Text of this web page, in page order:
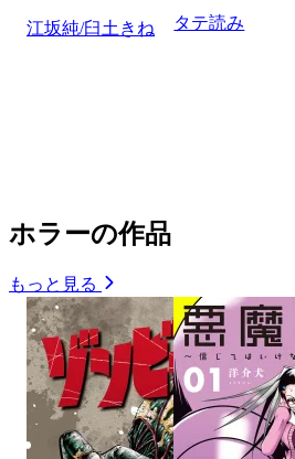
江坂純/臼土きね タテ読み
ホラーの作品
もっと見る